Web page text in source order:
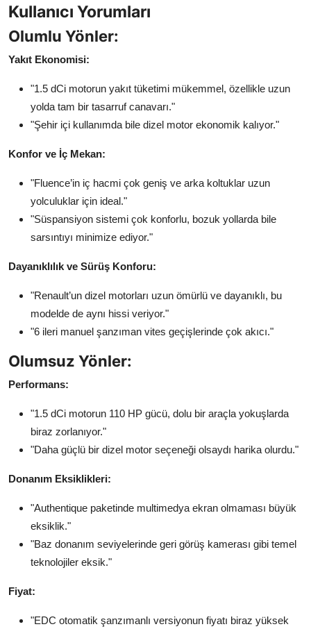
Kullanıcı Yorumları
Olumlu Yönler:
Yakıt Ekonomisi:
"1.5 dCi motorun yakıt tüketimi mükemmel, özellikle uzun
yolda tam bir tasarruf canavarı."
"Şehir içi kullanımda bile dizel motor ekonomik kalıyor."
Konfor ve İç Mekan:
"Fluence’in iç hacmi çok geniş ve arka koltuklar uzun
yolculuklar için ideal."
"Süspansiyon sistemi çok konforlu, bozuk yollarda bile
sarsıntıyı minimize ediyor."
Dayanıklılık ve Sürüş Konforu:
"Renault’un dizel motorları uzun ömürlü ve dayanıklı, bu
modelde de aynı hissi veriyor."
"6 ileri manuel şanzıman vites geçişlerinde çok akıcı."
Olumsuz Yönler:
Performans:
"1.5 dCi motorun 110 HP gücü, dolu bir araçla yokuşlarda
biraz zorlanıyor."
"Daha güçlü bir dizel motor seçeneği olsaydı harika olurdu."
Donanım Eksiklikleri:
"Authentique paketinde multimedya ekran olmaması büyük
eksiklik."
"Baz donanım seviyelerinde geri görüş kamerası gibi temel
teknolojiler eksik."
Fiyat:
"EDC otomatik şanzımanlı versiyonun fiyatı biraz yüksek